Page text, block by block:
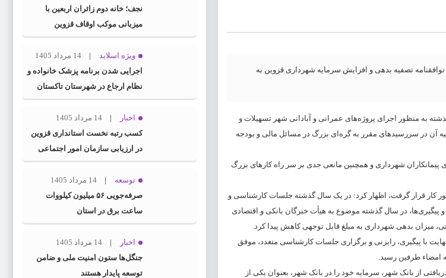
تصفيه بدهی و افزایش سرمایه شهرداری قزوین به
به منظور اجرای پروژه‌های عمرانی و آبادانی شهر تسهیلات و
آن در سررسیدهای مقرر به گره‌ای بزرگ در مسائل مالی و بودجه
شهرداری و همچنین مانعی جدی بر سر راه کارهای بزرگ
کار قرار گرفت، اظهار کرد: در یک سال گذشته جلسات کارشناسی و
پیگیری‌ها، در سال گذشته موضوع به هیأت خبرگان بانکی و اقتصادی
میزان بدهی شهرداری به مبلغ قابل توجهی کاهش پیدا کرد.
با پیگیری، رایزنی و برگزاری جلسات کارشناسی متعدد، موفق
امضاء طرفین رسید.
از بانک شهر، سرمایه خود را در بانک شهر، بعنوان یکی از
نجف؛ خانه دوم زائران اربعین با
میزبانی موکب اوقاف قزوین
ویژه اسلاید
14 مرداد 1405
اجرایی شدن برنامه پزشک خانواده و
نظام ارجاع در شهرستان تاکستان
اخبار
14 مرداد 1405
کسب رتبه نخست استانداری قزوین
در ارزیابی سازمان امور اجتماعی
کشور
توسعه
14 مرداد 1405
صرفه‌جویی ۵۶ میلیون کیلووات‌
ساعت برق در استان
اخبار
14 مرداد 1405
جنگل‌ها ستون امنیت ملی و ضامن
توسعه پایدار هستند